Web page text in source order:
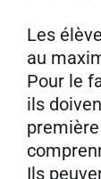
Les
au
Pour le
ils
Ils